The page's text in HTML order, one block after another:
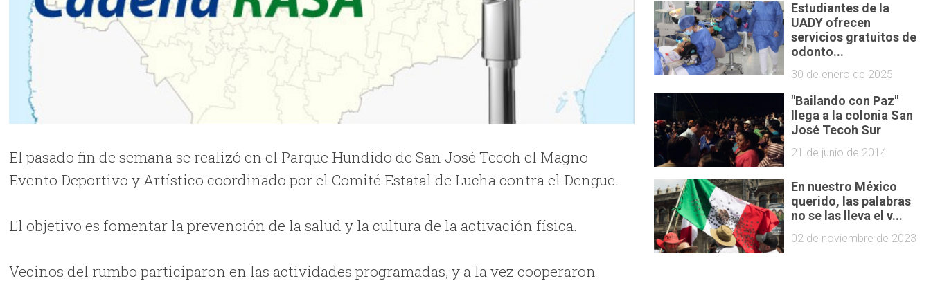
El pasado fin de semana se realizó en el Parque Hundido de San José Tecoh el Magno
Evento Deportivo y Artístico coordinado por el Comité Estatal de Lucha contra el Dengue.
El objetivo es fomentar la prevención de la salud y la cultura de la activación física.
Vecinos del rumbo participaron en las actividades programadas, y a la vez cooperaron
Estudiantes de la
UADY ofrecen
servicios gratuitos de
odonto...
30 de enero de 2025
"Bailando con Paz"
llega a la colonia San
José Tecoh Sur
21 de junio de 2014
En nuestro México
querido, las palabras
no se las lleva el v...
02 de noviembre de 2023